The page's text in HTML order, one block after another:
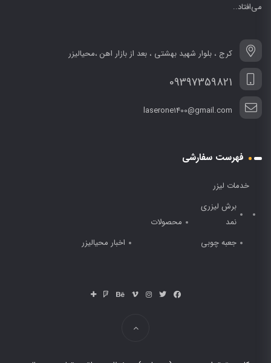
می‌افتاد..
کرج ، بلوار شهید بهشتی ، بعد از بازار اهن ،محیالیزر
09397359821
laserone1400@gmail.com
فهرست سفارشی
خدمات لیزر
برش لیزری
نمد
محصولات
جعبه چوبی
اخبار محیالیزر